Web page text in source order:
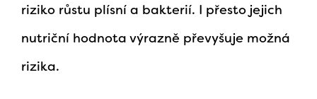
riziko růstu plísní a bakterií. I přesto jejich
nutriční hodnota výrazně převyšuje možná
rizika.